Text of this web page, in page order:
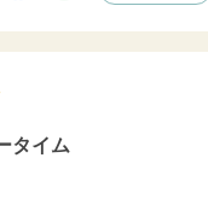
タイム